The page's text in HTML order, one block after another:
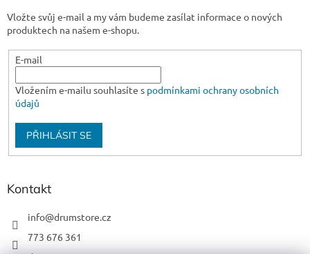
Vložte svůj e-mail a my vám budeme zasílat informace o nových
produktech na našem e-shopu.
E-mail
Vložením e-mailu souhlasíte s podmínkami ochrany osobních
údajů
PŘIHLÁSIT SE
Kontakt
info@drumstore.cz
773 676 361